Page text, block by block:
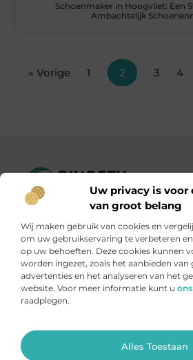
Uw privacy is voor
van groot belang
Wij maken gebruik van cookies en
om uw gebruikservaring te verbeteren
op uw behoeften. Deze cookies kunnen
worden ingezet, zoals het aanbieden van
advertenties en het analyseren van het
website. Voor meer informatie kunt u
raadplegen.
Alles Toestaan
Schoenmaker in Hoogvliet: Een
Ambachtelijk
« Vorige 1 2 3 4
Ginofey.nl – Van alledaags tot
Wij verzamelen blogs en
verscheidenheid aan onderwerpen,
leven bestrijken.
Onze informatie